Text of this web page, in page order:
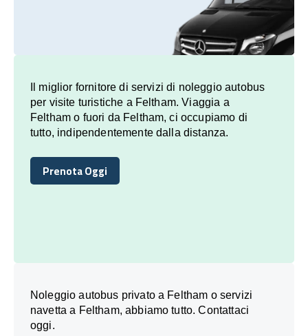
Il miglior fornitore di servizi di noleggio autobus
per visite turistiche a Feltham. Viaggia a
Feltham o fuori da Feltham, ci occupiamo di
tutto, indipendentemente dalla distanza.
Prenota Oggi
Prenota Oggi
Noleggio autobus privato a Feltham o servizi
navetta a Feltham, abbiamo tutto. Contattaci
oggi.